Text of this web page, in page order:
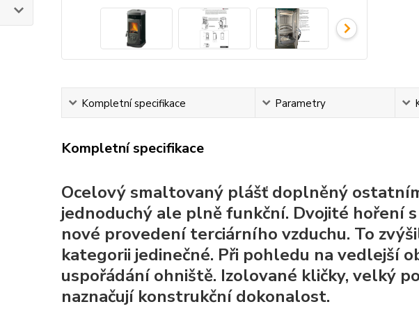
Kompletní specifikace Parametry
Kompletní specifikace
Ocelový smaltovaný plášť doplněný
jednoduchý ale plně funkční. Dvojité hoření
nové provedení terciárního vzduchu. To
kategorii jedinečné. Při pohledu na vedlejší
uspořádání ohniště. Izolované kličky, velký
naznačují konstrukční dokonalost.